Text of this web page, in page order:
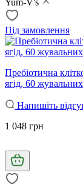
Під замовлення
Пребіотична
ягід, 60
Напишіть
1 048 грн